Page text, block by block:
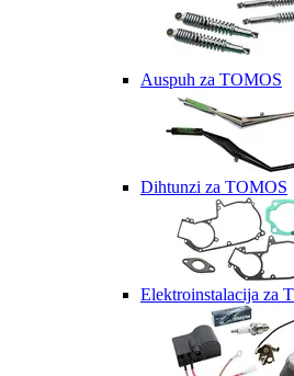
Auspuh za TOMOS
Dihtunzi za TOMOS
Elektroinstalacija za